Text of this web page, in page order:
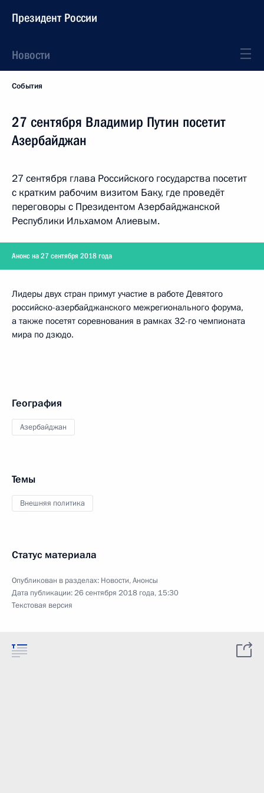
Президент России
Новости
События
27 сентября Владимир Путин посетит
Азербайджан
27 сентября глава Российского государства посетит
с кратким рабочим визитом Баку, где проведёт
переговоры с Президентом Азербайджанской
Республики Ильхамом Алиевым.
Анонс на 27 сентября 2018 года
Лидеры двух стран примут участие в работе Девятого
российско-азербайджанского межрегионального форума,
а также посетят соревнования в рамках 32-го чемпионата
мира по дзюдо.
География
Азербайджан
Темы
Внешняя политика
Статус материала
Опубликован в разделах: Новости,Анонсы
Дата публикации:26 сентября 2018 года, 15:30
Текстовая версия